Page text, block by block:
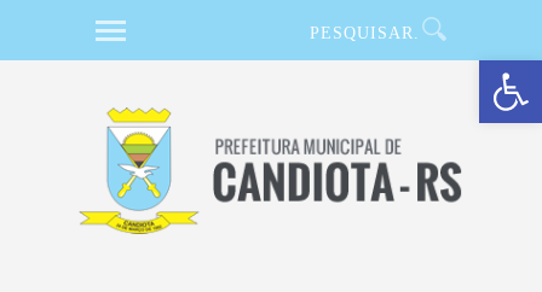
Barra de Ferramentas Aberta